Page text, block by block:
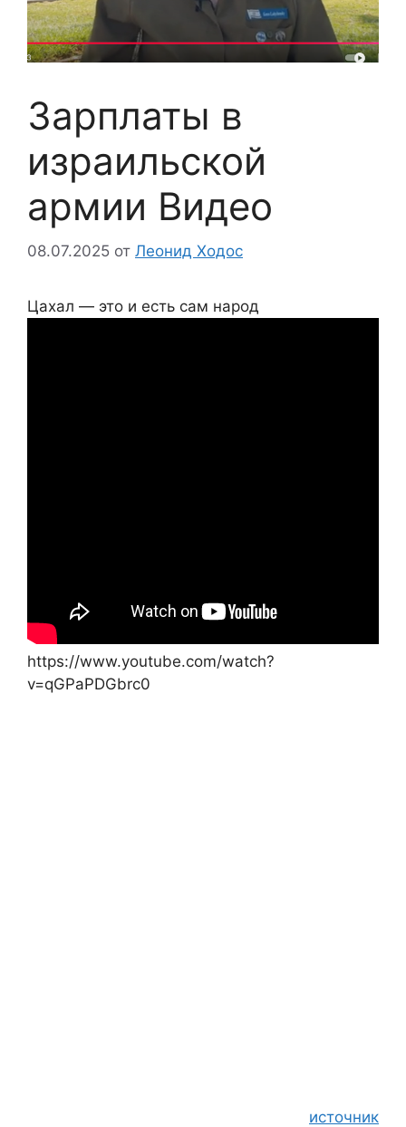
Зарплаты в
израильской
армии Видео
08.07.2025 от Леонид Ходос
Цахал — это и есть сам народ
https://www.youtube.com/watch?
v=qGPaPDGbrc0
источник